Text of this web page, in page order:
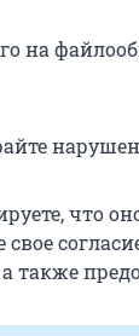
на
что
также